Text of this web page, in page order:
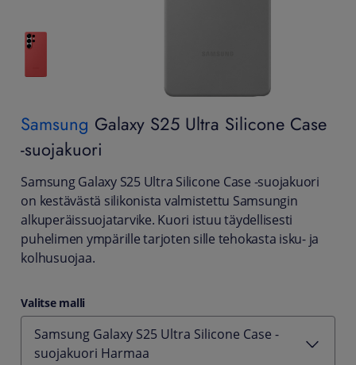
Samsung Galaxy S25 Ultra Silicone Case
-suojakuori
Samsung Galaxy S25 Ultra Silicone Case -suojakuori
on kestävästä silikonista valmistettu Samsungin
alkuperäissuojatarvike. Kuori istuu täydellisesti
puhelimen ympärille tarjoten sille tehokasta isku- ja
kolhusuojaa.
Valitse malli
Samsung Galaxy S25 Ultra Silicone Case -
suojakuori Harmaa